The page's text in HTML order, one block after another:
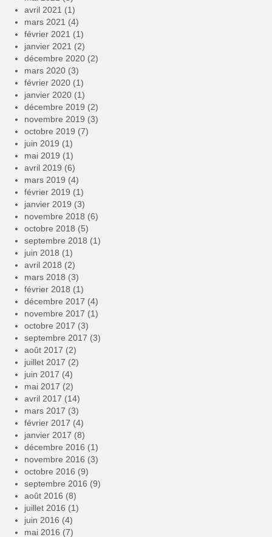
avril 2021 (1)
mars 2021 (4)
février 2021 (1)
janvier 2021 (2)
décembre 2020 (2)
mars 2020 (3)
février 2020 (1)
janvier 2020 (1)
décembre 2019 (2)
novembre 2019 (3)
octobre 2019 (7)
juin 2019 (1)
mai 2019 (1)
avril 2019 (6)
mars 2019 (4)
février 2019 (1)
janvier 2019 (3)
novembre 2018 (6)
octobre 2018 (5)
septembre 2018 (1)
juin 2018 (1)
avril 2018 (2)
mars 2018 (3)
février 2018 (1)
décembre 2017 (4)
novembre 2017 (1)
octobre 2017 (3)
septembre 2017 (3)
août 2017 (2)
juillet 2017 (2)
juin 2017 (4)
mai 2017 (2)
avril 2017 (14)
mars 2017 (3)
février 2017 (4)
janvier 2017 (8)
décembre 2016 (1)
novembre 2016 (3)
octobre 2016 (9)
septembre 2016 (9)
août 2016 (8)
juillet 2016 (1)
juin 2016 (4)
mai 2016 (7)